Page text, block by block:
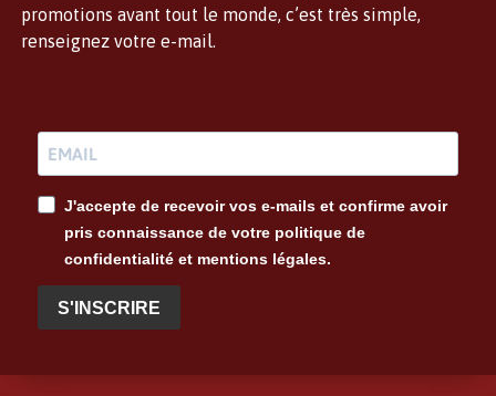
promotions avant tout le monde, c’est très simple,
renseignez votre e-mail.
J'accepte de recevoir vos e-mails et confirme avoir
pris connaissance de votre politique de
confidentialité et mentions légales.
S'INSCRIRE